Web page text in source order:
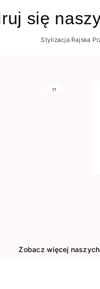
się
Stylizacja Rajska
Zobacz więcej